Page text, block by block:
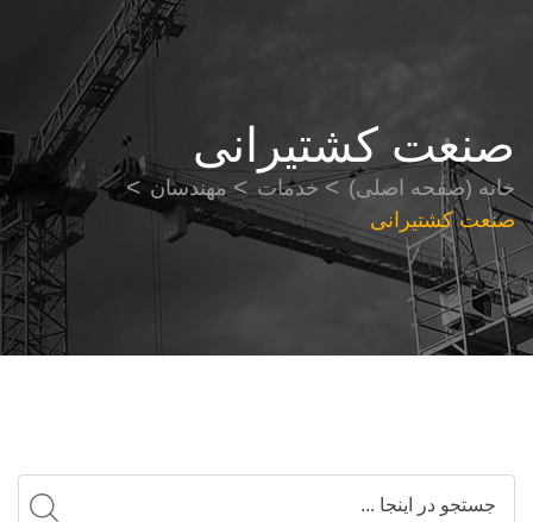
صنعت کشتیرانی
خانه (صفحه اصلی) خدمات
مهندسان
صنعت کشتیرانی